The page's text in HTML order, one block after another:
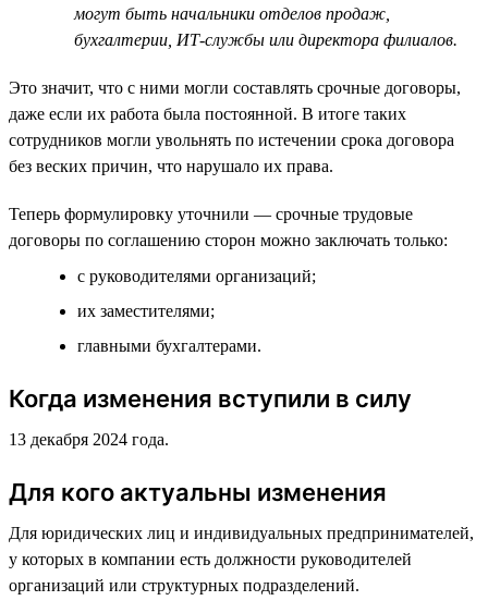
могут быть начальники отделов продаж,
бухгалтерии, ИТ-службы или директора филиалов.
Это значит, что с ними могли составлять срочные договоры,
даже если их работа была постоянной. В итоге таких
сотрудников могли увольнять по истечении срока договора
без веских причин, что нарушало их права.
Теперь формулировку уточнили — срочные трудовые
договоры по соглашению сторон можно заключать только:
с руководителями организаций;
их заместителями;
главными бухгалтерами.
Когда изменения вступили в силу
13 декабря 2024 года.
Для кого актуальны изменения
Для юридических лиц и индивидуальных предпринимателей,
у которых в компании есть должности руководителей
организаций или структурных подразделений.